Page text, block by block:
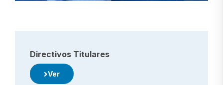
Directivos Titulares
Ver